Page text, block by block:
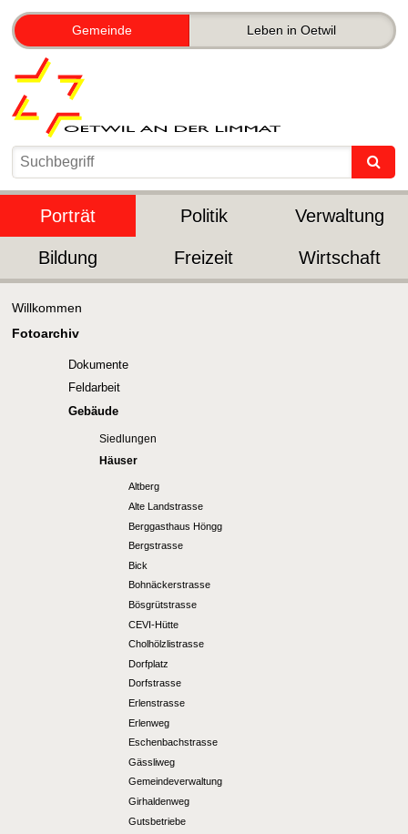
Gemeinde Leben in Oetwil
Porträt Politik Verwaltung
Bildung Freizeit Wirtschaft
Willkommen
Fotoarchiv
Dokumente
Feldarbeit
Gebäude
Siedlungen
Häuser
Altberg
Alte Landstrasse
Berggasthaus Höngg
Bergstrasse
Bick
Bohnäckerstrasse
Bösgrütstrasse
CEVI-Hütte
Cholhölzlistrasse
Dorfplatz
Dorfstrasse
Erlenstrasse
Erlenweg
Eschenbachstrasse
Gässliweg
Gemeindeverwaltung
Girhaldenweg
Gutsbetriebe